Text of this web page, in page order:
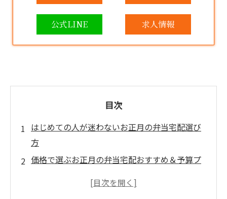
公式LINE 求人情報
目次
はじめての人が迷わないお正月の弁当宅配選び
方
価格で選ぶお正月の弁当宅配おすすめ＆予算プ
用途別で探せる！お正月の弁当宅配シーン別お